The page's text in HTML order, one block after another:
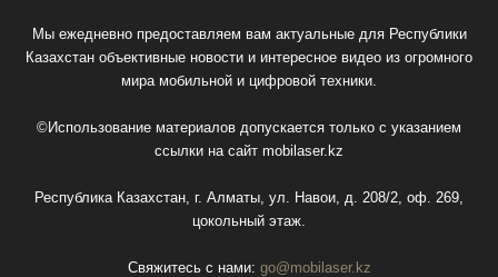
Мы ежедневно предоставляем вам актуальные для Республики
Казахстан объективные новости и интересное видео из огромного
мира мобильной и цифровой техники.
©Использование материалов допускается только с указанием
ссылки на сайт mobilaser.kz
Республика Казахстан, г. Алматы, ул. Навои, д. 208/2, оф. 269,
цокольный этаж.
Свяжитесь с нами: go@mobilaser.kz